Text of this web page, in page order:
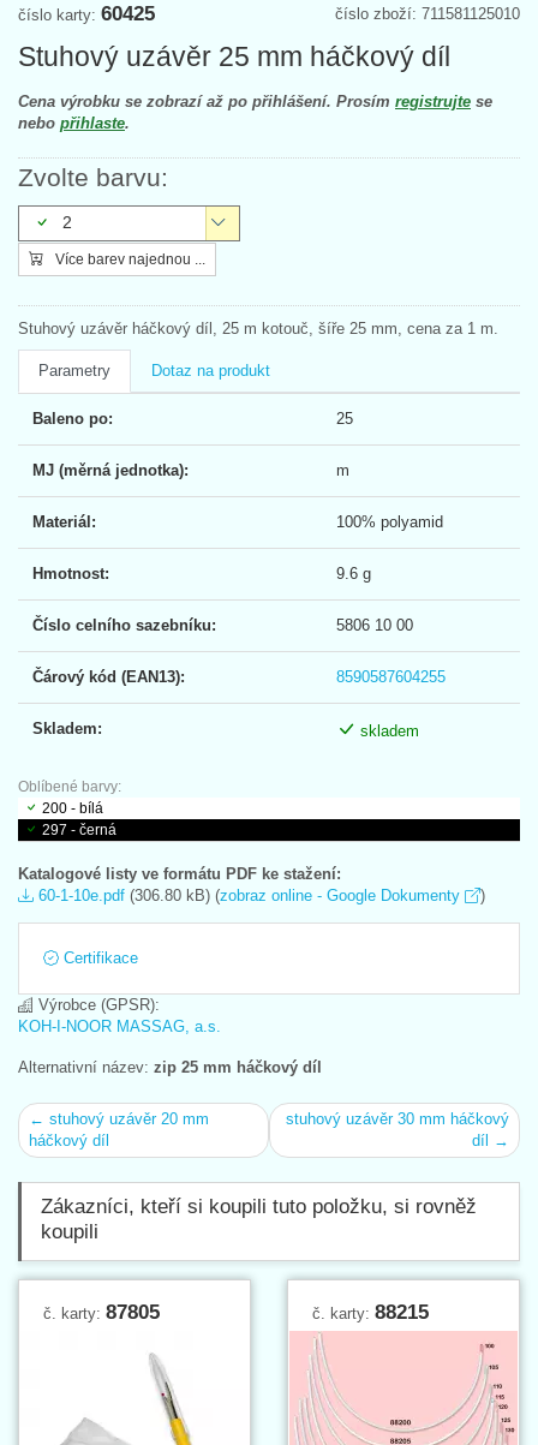
číslo zboží: 711581125010
číslo karty: 60425
Stuhový uzávěr 25 mm háčkový díl
Cena výrobku se zobrazí až po přihlášení. Prosím registrujte se
nebo přihlaste.
Zvolte barvu:
2
Více barev najednou ...
Stuhový uzávěr háčkový díl, 25 m kotouč, šíře 25 mm, cena za 1 m.
Parametry Dotaz na produkt
Baleno po: 25
MJ (měrná jednotka): m
Materiál: 100% polyamid
Hmotnost: 9.6 g
Číslo celního sazebníku: 5806 10 00
Čárový kód (EAN13): 8590587604255
Skladem: skladem
Oblíbené barvy:
200 - bílá
297 - černá
Katalogové listy ve formátu PDF ke stažení:
60-1-10e.pdf (306.80 kB) (zobraz online - Google Dokumenty )
Certifikace
Výrobce (GPSR):
KOH-I-NOOR MASSAG, a.s.
Alternativní název: zip 25 mm háčkový díl
← stuhový uzávěr 20 mm
háčkový díl
stuhový uzávěr 30 mm háčkový
díl →
Zákazníci, kteří si koupili tuto položku, si rovněž
koupili
č. karty: 87805 č. karty: 88215